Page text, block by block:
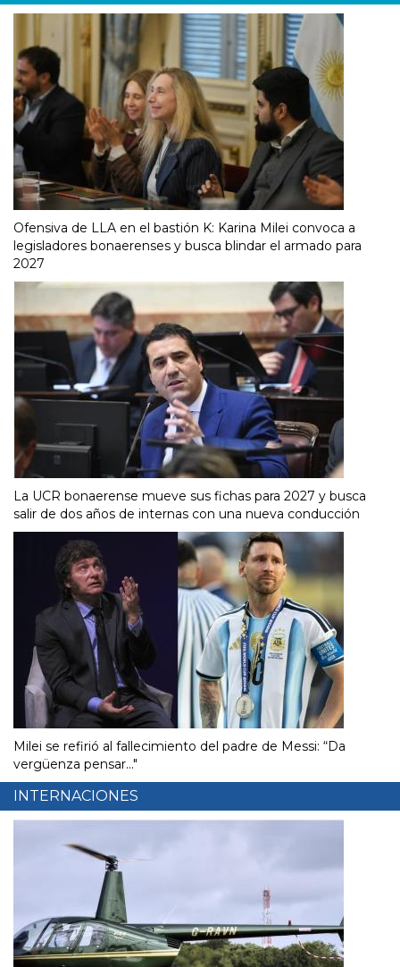
Ofensiva de LLA en el bastión K: Karina Milei convoca a
legisladores bonaerenses y busca blindar el armado para
2027
La UCR bonaerense mueve sus fichas para 2027 y busca
salir de dos años de internas con una nueva conducción
Milei se refirió al fallecimiento del padre de Messi: “Da
vergüenza pensar..."
INTERNACIONES